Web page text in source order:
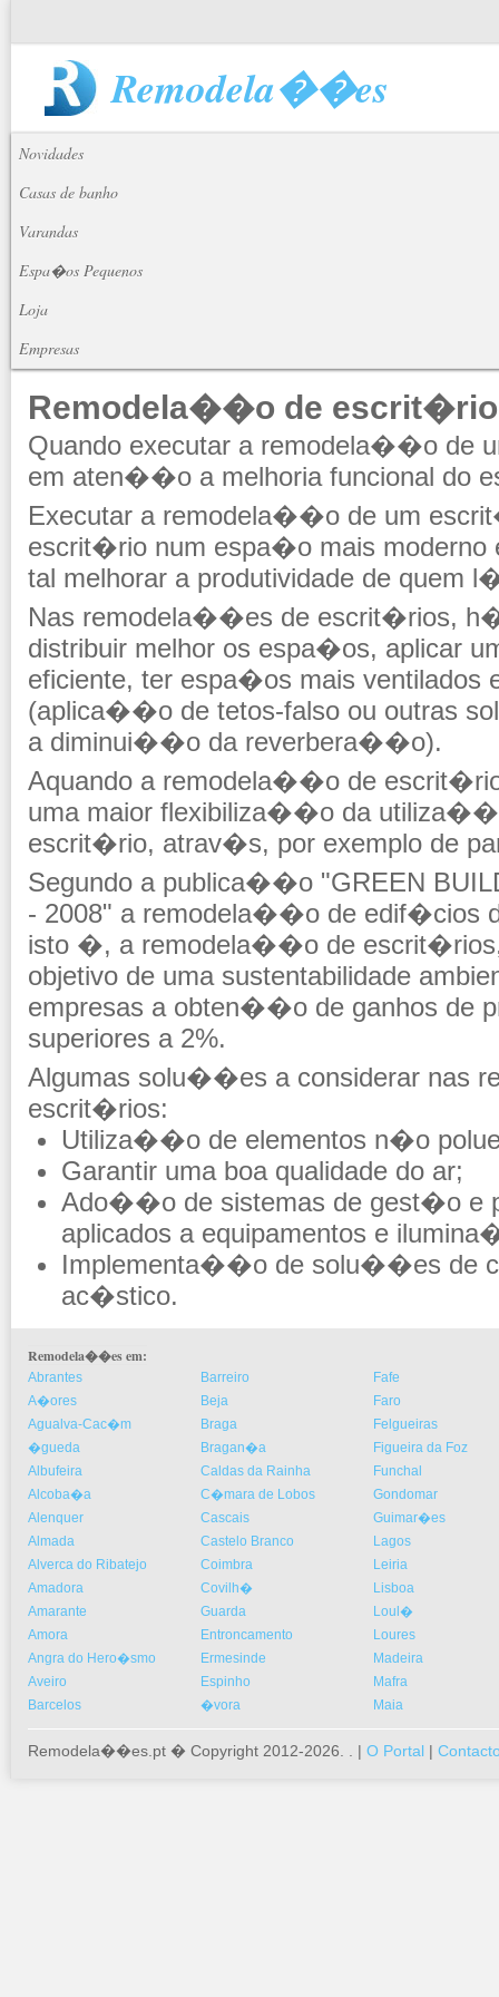
Remodela��es
Novidades
Casas de banho
Varandas
Espa�os Pequenos
Loja
Empresas
Remodela��o de
Quando executar a remodela��o de
em aten��o a melhoria funcional do
Executar a remodela��o de um
escrit�rio num espa�o mais moderno
tal melhorar a produtividade de quem
Nas remodela��es de escrit�rios,
distribuir melhor os espa�os, aplicar
eficiente, ter espa�os mais ventilados
(aplica��o de tetos-falso ou outras
a diminui��o da reverbera��o).
Aquando a remodela��o de
uma maior flexibiliza��o da
escrit�rio, atrav�s, por exemplo de
Segundo a publica��o "GREEN
- 2008" a remodela��o de edif�cios
isto �, a remodela��o de escrit�rios,
objetivo de uma sustentabilidade
empresas a obten��o de ganhos de
superiores a 2%.
Algumas solu��es a considerar nas
escrit�rios:
Utiliza��o de elementos n�o
Garantir uma boa qualidade do ar;
Ado��o de sistemas de gest�o e
aplicados a equipamentos e
Implementa��o de solu��es de
ac�stico.
Remodela��es em:
Abrantes
A�ores
Agualva-Cac�m
�gueda
Albufeira
Alcoba�a
Alenquer
Almada
Alverca do Ribatejo
Amadora
Amarante
Amora
Angra do Hero�smo
Aveiro
Barcelos
Barreiro
Beja
Braga
Bragan�a
Caldas da Rainha
C�mara de Lobos
Cascais
Castelo Branco
Coimbra
Covilh�
Guarda
Entroncamento
Ermesinde
Espinho
�vora
Fafe
Faro
Felgueiras
Figueira da Foz
Funchal
Gondomar
Guimar�es
Lagos
Leiria
Lisboa
Loul�
Loures
Madeira
Mafra
Maia
Remodela��es.pt � Copyright 2012-2026. . | O Portal |